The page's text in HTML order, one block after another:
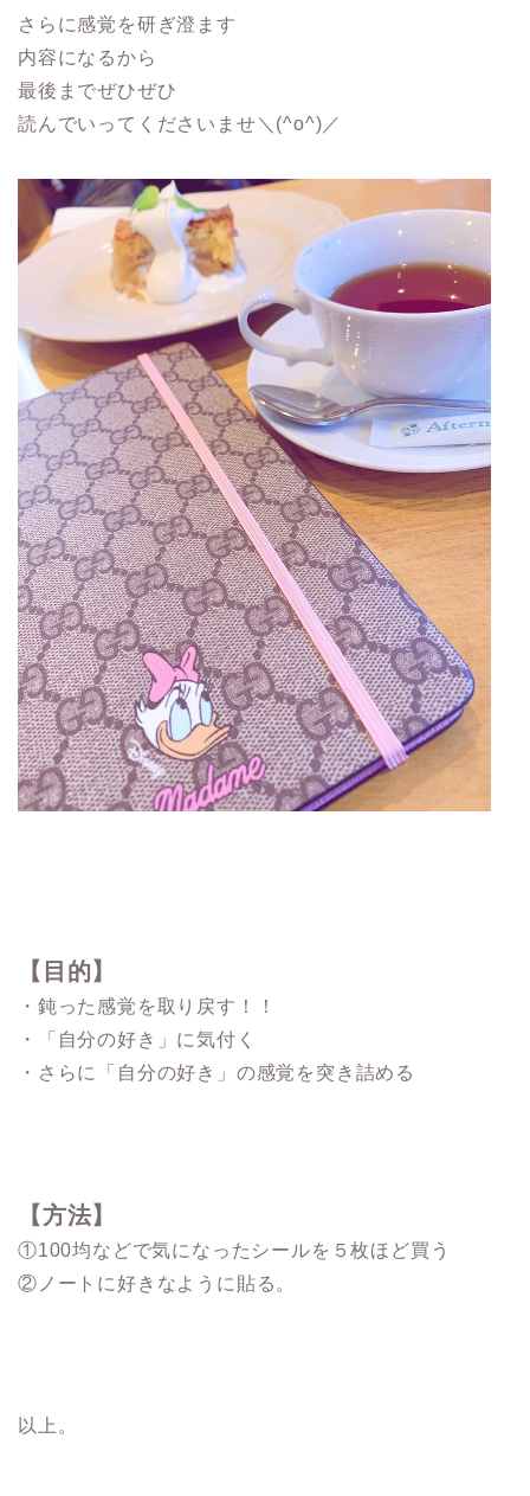
さらに感覚を研ぎ澄ます
内容になるから
最後までぜひぜひ
読んでいってくださいませ＼(^o^)／
【目的】
・鈍った感覚を取り戻す！！
・「自分の好き」に気付く
・さらに「自分の好き」の感覚を突き詰める
【方法】
①100均などで気になったシールを５枚ほど買う
②ノートに好きなように貼る。
以上。